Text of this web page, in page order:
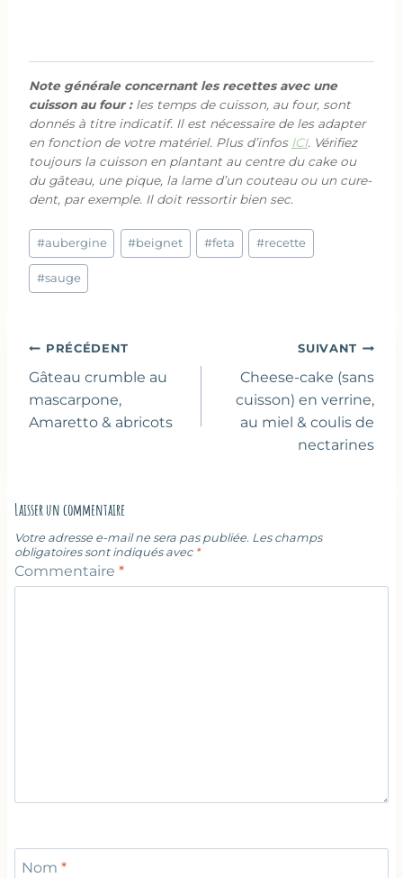
Note générale concernant les recettes avec une
cuisson au four :les temps de cuisson, au four, sont
donnés à titre indicatif. Il est nécessaire de les adapter
en fonction de votre matériel. Plus d’infos ICI. Vérifiez
toujours la cuisson en plantant au centre du cake ou
du gâteau, une pique, la lame d’un couteau ou un cure-
dent, par exemple. Il doit ressortir bien sec.
Étiquettes
de
la
#aubergine #beignet #feta #recette
#sauge
Navigation
de
l’article
PRÉCÉDENT
Gâteau crumble au
mascarpone,
Amaretto & abricots
SUIVANT
Cheese-cake (sans
cuisson) en verrine,
au miel & coulis de
nectarines
Laisser un commentaire
Votre adresse e-mail ne sera pas publiée. Les champs
obligatoires sont indiqués avec *
Commentaire *
Nom *